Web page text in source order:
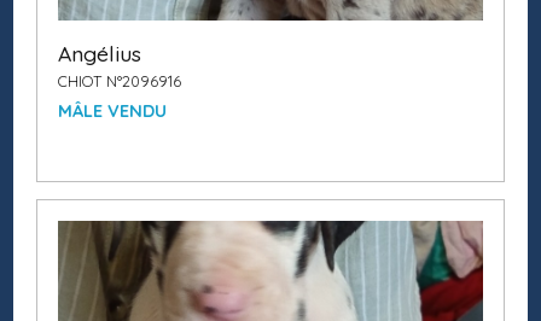
Angélius
CHIOT N°2096916
MÂLE VENDU